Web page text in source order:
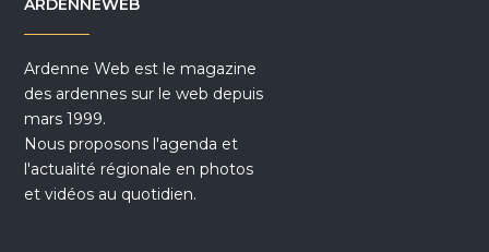
ARDENNEWEB
Ardenne Web est le magazine
des ardennes sur le web depuis
mars 1999.
Nous proposons l'agenda et
l'actualité régionale en photos
et vidéos au quotidien.